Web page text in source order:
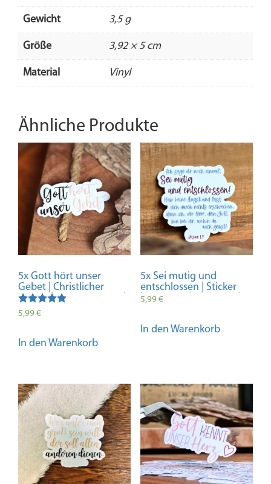
Gewicht 3,5 g
Größe 3,92 × 5 cm
Material Vinyl
Ähnliche Produkte
5x Gott hört unser
Gebet | Christlicher
Sticker | Glaube Sticker |
Aufkleber | Geschenk |
Dekoration | Gebet |
Bewertet mit
5,99€
In den Warenkorb
5x Sei mutig und
entschlossen | Sticker
| Josua 1:9 | Bibelvers |
Jesus | Vinyl | Aufkleber
5,99€
In den Warenkorb